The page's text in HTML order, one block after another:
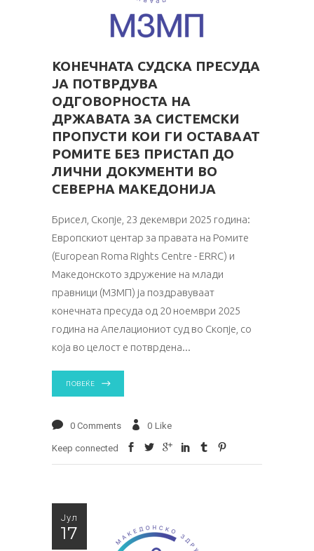
КОНЕЧНАТА СУДСКА ПРЕСУДА
ЈА ПОТВРДУВА
ОДГОВОРНОСТА НА
ДРЖАВАТА ЗА СИСТЕМСКИ
ПРОПУСТИ КОИ ГИ ОСТАВААТ
РОМИТЕ БЕЗ ПРИСТАП ДО
ЛИЧНИ ДОКУМЕНТИ ВО
СЕВЕРНА МАКЕДОНИЈА
Брисел, Скопје, 23 декември 2025 година:
Европскиот центар за правата на Ромите
(European Roma Rights Centre - ERRC) и
Македонското здружение на млади
правници (МЗМП) ја поздравуваат
конечната пресуда од 20 ноември 2025
година на Апелациониот суд во Скопје, со
која во целост е потврдена
ПОВЕЌЕ
0 Comments 0 Like
Keep connected
Јул
17